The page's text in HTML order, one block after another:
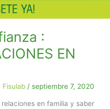
:
EN
Fisulab / septiembre 7, 2020
en familia y saber